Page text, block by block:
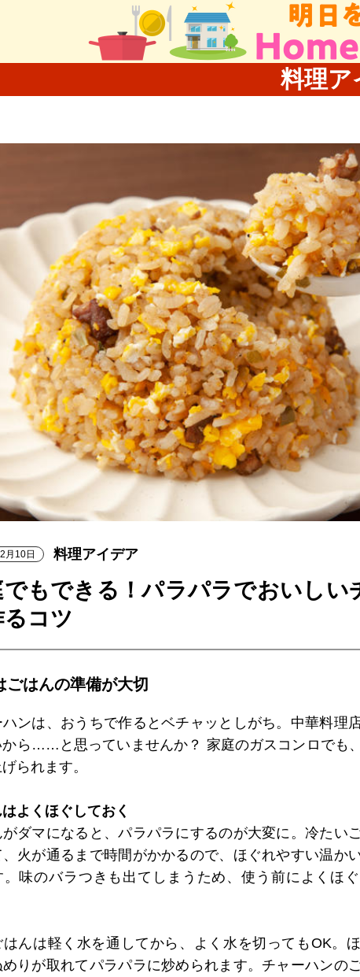
料理ア
月10日 料理アイデア
でもできる！パラパラでおいしい
るコツ
ごはんの準備が大切
ハンは、おうちで作るとベチャッとしがち。中華料理
から……と思っていませんか？ 家庭のガスコンロでも
られます。
よくほぐしておく
がダマになると、パラパラにするのが大変に。冷たい
、火が通るまで時間がかかるので、ほぐれやすい温か
。味のバラつきも出てしまうため、使う前によくほ
はんは軽く水を通してから、よく水を切ってもOK。
めりが取れてパラパラに炒められます。チャーハンの